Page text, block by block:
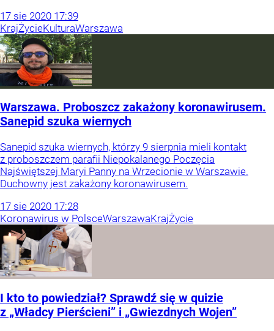
17 sie 2020 17:39
KrajŻycieKulturaWarszawa
Warszawa. Proboszcz zakażony koronawirusem.
Sanepid szuka wiernych
Sanepid szuka wiernych, którzy 9 sierpnia mieli kontakt
z proboszczem parafii Niepokalanego Poczęcia
Najświętszej Maryi Panny na Wrzecionie w Warszawie.
Duchowny jest zakażony koronawirusem.
17 sie 2020 17:28
Koronawirus w PolsceWarszawaKrajŻycie
I kto to powiedział? Sprawdź się w quizie
z „Władcy Pierścieni” i „Gwiezdnych Wojen”